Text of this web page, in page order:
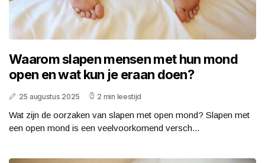
Waarom slapen mensen met hun mond
open en wat kun je eraan doen?
25 augustus 2025 2 min leestijd
Wat zijn de oorzaken van slapen met open mond? Slapen met
een open mond is een veelvoorkomend versch...